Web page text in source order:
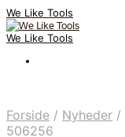
We Like Tools
We Like Tools
Forside / Nyheder /
506256